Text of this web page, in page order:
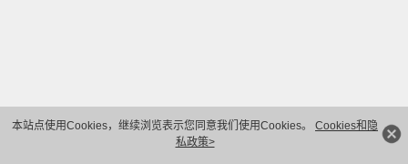
本站点使用Cookies，继续浏览表示您同意我们使用Cookies。 Cookies和隐
私政策>